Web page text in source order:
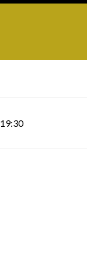
19:30